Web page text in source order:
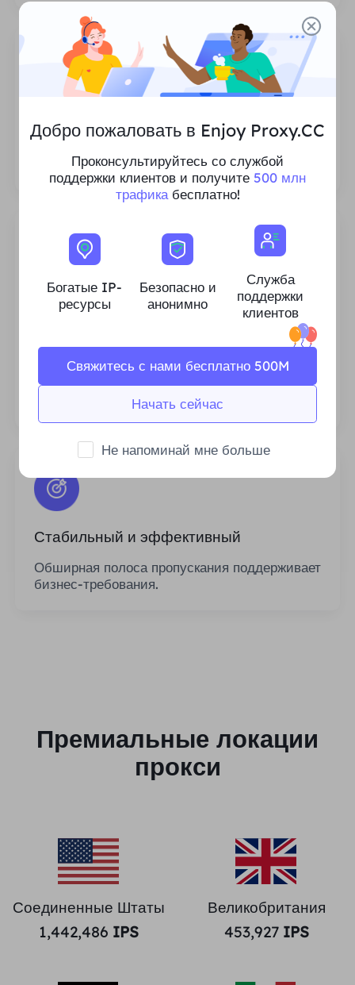
использований или частоту вызовов прокси.
Богатые ресурсы интеллектуальной
собственности для жилых помещений
Мы гарантируем стабильность и надежность
наших ресурсов IP-прокси и постоянно
стремимся расширить текущий пул прокси-
серверов, чтобы он соответствовал
потребностям каждого клиента.
Стабильный и эффективный
Обширная полоса пропускания поддерживает
бизнес-требования.
Премиальные локации
прокси
Соединенные Штаты
1,442,486 IPS
Великобритания
453,927IPS
Добро пожаловать в Enjoy Proxy.CC
Проконсультируйтесь со службой
поддержки клиентов и получите 500 млн
трафикабесплатно!
Богатые IP-
ресурсы
Безопасно и
анонимно
Служба
поддержки
клиентов
Начать сейчас
Свяжитесь с нами бесплатно 500M
Не напоминай мне больше